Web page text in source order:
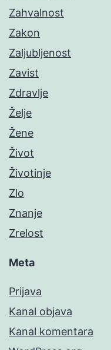
Zahvalnost
Zakon
Zaljubljenost
Zavist
Zdravlje
Želje
Žene
Život
Životinje
Zlo
Znanje
Zrelost
Meta
Prijava
Kanal objava
Kanal komentara